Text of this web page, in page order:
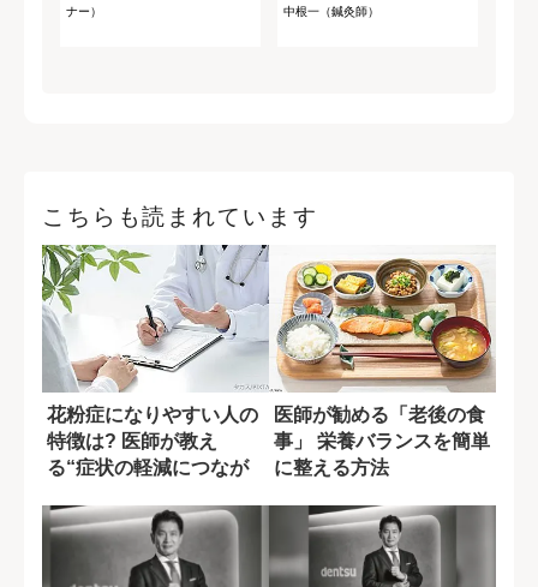
ナー）
中根一（鍼灸師）
こちらも読まれています
花粉症になりやすい人の
特徴は? 医師が教え
る“症状の軽減につなが
医師が勧める「老後の食
事」 栄養バランスを簡単
に整える方法